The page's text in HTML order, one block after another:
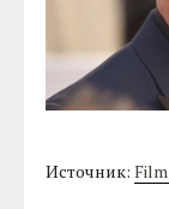
Источник: